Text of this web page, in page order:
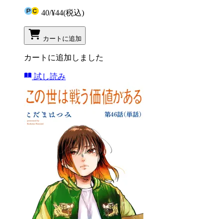
40/¥44(税込)
カートに追加
カートに追加しました
試し読み